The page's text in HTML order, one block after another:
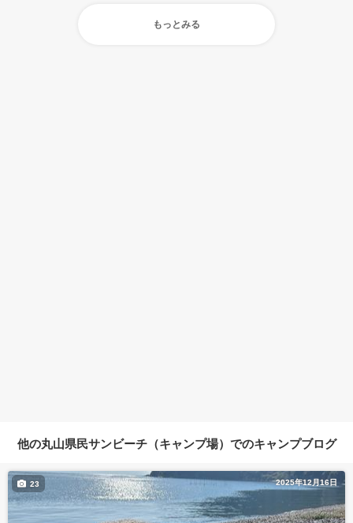
もっとみる
他の丸山県民サンビーチ（キャンプ場）でのキャンプブログ
2025年12月16日
23